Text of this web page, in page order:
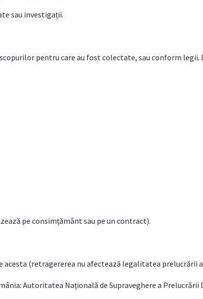
sau investigații.
pentru care au fost colectate, sau conform legii.
pe consimțământ sau pe un contract).
acesta (retragererea nu afectează legalitatea prelucrării
Autoritatea Națională de Supraveghere a Prelucrării